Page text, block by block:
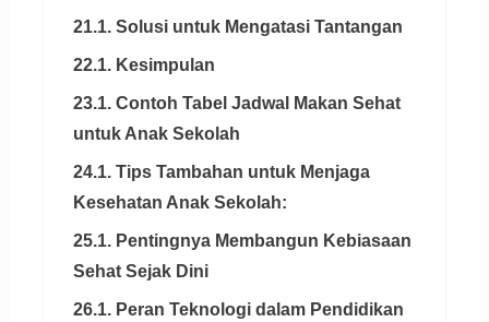
21.1. Solusi untuk Mengatasi Tantangan
22.1. Kesimpulan
23.1. Contoh Tabel Jadwal Makan Sehat
untuk Anak Sekolah
24.1. Tips Tambahan untuk Menjaga
Kesehatan Anak Sekolah:
25.1. Pentingnya Membangun Kebiasaan
Sehat Sejak Dini
26.1. Peran Teknologi dalam Pendidikan